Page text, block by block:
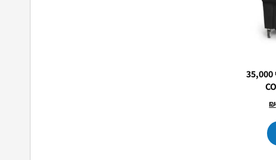
מצנן אוויר תעשייתי 35,000
₪